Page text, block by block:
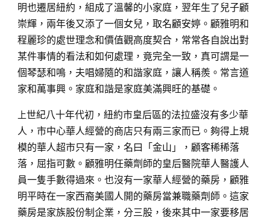
明也遷居紐約，組成了溫馨的小家庭，翌年生了兒子顧
崇輝，兩年後又添了一個女兒，取名顧安婷。顧雅明和
程麗珍的處世理念和價值觀高度契合，常常各自說出對
某件事情的看法和如何處理，竟完全一致，真可謂是一
個琴瑟和鳴，夫唱婦隨的和諧家庭，讓人稱羨。常言道
家和萬事興。家庭和諧是家庭美滿興旺的基礎。
上世紀八十年代初，紐約市皇后區的法拉盛沒有多少華
人，市中心華人經營的商店只有兩三家而已。夠得上規
模的華人超市只有一家，名曰「金山」，顧客稀稀落
落，屈指可數。顧雅明任藥劑師的皇后醫院華人醫護人
員一隻手數得過來。也沒有一家華人經營的藥房，顧雅
明平時在一家西裔美國人開的藥房當兼職藥劑師。這家
藥房是家族股份制企業，分三股，後來其中一家要移居